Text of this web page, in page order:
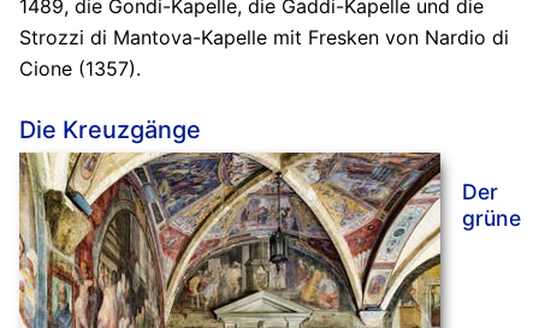
1489, die Gondi-Kapelle, die Gaddi-Kapelle und die
Strozzi di Mantova-Kapelle mit Fresken von Nardio di
Cione (1357).
Die Kreuzgänge
Der
grüne